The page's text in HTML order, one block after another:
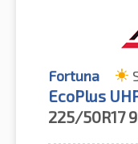
Fortuna
EcoPlus
225/50R17